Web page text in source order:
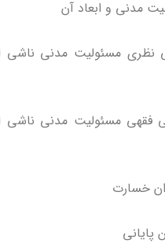
مدنی و ابعاد آن
نظری مسئولیت مدنی ناشی
فقهی مسئولیت مدنی ناشی
خسارت